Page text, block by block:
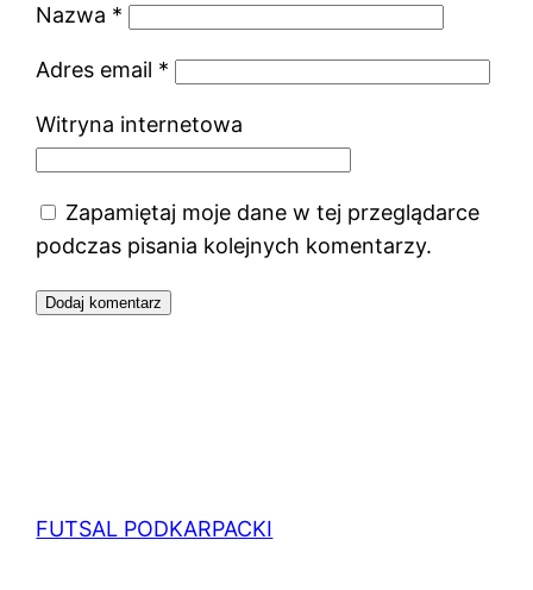
Nazwa *
Adres email *
Witryna internetowa
Zapamiętaj moje dane w tej przeglądarce
podczas pisania kolejnych komentarzy.
FUTSAL PODKARPACKI